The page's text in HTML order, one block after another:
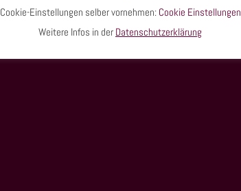
Cookie-Einstellungen selber vornehmen: Cookie Einstellungen
Weitere Infos in der Datenschutzerklärung